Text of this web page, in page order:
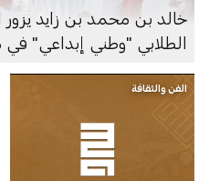
خالد بن
الطلابي "وطني إبداعي" في
الفن والثقافة